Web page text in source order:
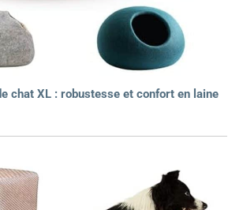
chat XL : robustesse et confort en laine